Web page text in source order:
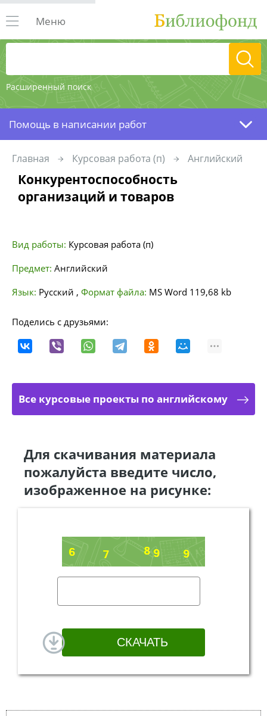
Расширенный поиск
Меню
Помощь в написании работ
Главная Курсовая работа (п) Английский
Конкурентоспособность
организаций и товаров
Вид работы: Курсовая работа (п)
Предмет: Английский
Язык: Русский , Формат файла: MS Word 119,68 kb
Поделись с друзьями:
Все курсовые проекты по английскому
Для скачивания материала
пожалуйста введите число,
изображенное на рисунке: